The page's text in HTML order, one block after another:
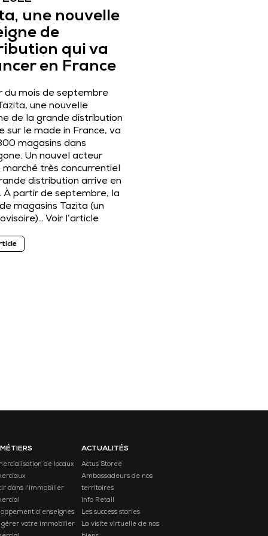
une nouvelle
de
qui va
en France
du mois de septembre
une nouvelle
de la grande distribution
sur le made in France, va
magasins dans
Un nouvel acteur
marché très concurrentiel
distribution arrive en
À partir de septembre, la
magasins Tazita (un
Voir l’article
de locaux
dans l'immobilier
d'enseignes
gérer votre immobilier
ACTUALITÉS
Actus Storee
Ambassadeurs de nos
territoires
Info Retail
Les success stories
La visite virtuelle de nos